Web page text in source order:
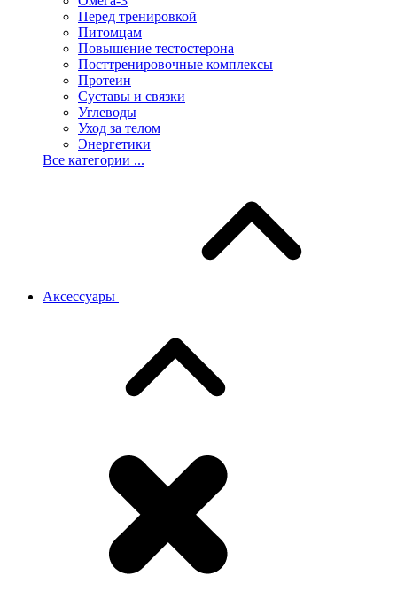
Перед тренировкой
Питомцам
Повышение тестостерона
Посттренировочные комплексы
Протеин
Суставы и связки
Углеводы
Уход за телом
Энергетики
Все категории ...
Аксессуары